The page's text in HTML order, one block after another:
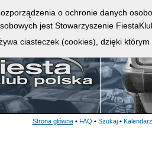
Strona główna • FAQ • Szukaj • Kalendarz
o ochronie danych
jest Stowarzyszenie
ciasteczek (cookies), dzięki